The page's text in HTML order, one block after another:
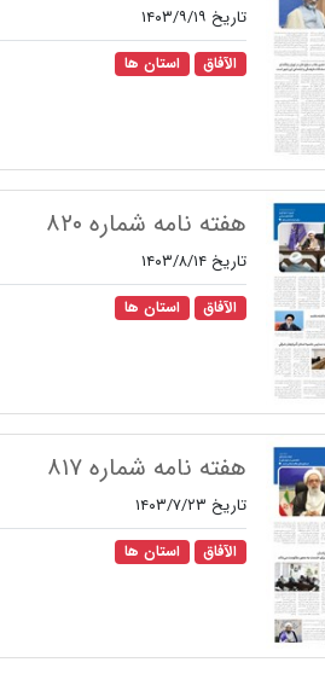
تاریخ ۱۴۰۳/۹/۱۹
الآفاق استان ها
هفته نامه شماره ۸۲۰
تاریخ ۱۴۰۳/۸/۱۴
الآفاق استان ها
هفته نامه شماره ۸۱۷
تاریخ ۱۴۰۳/۷/۲۳
الآفاق استان ها